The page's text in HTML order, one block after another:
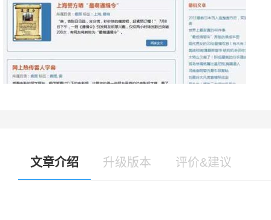
文章介绍 升级版本 评价&建议